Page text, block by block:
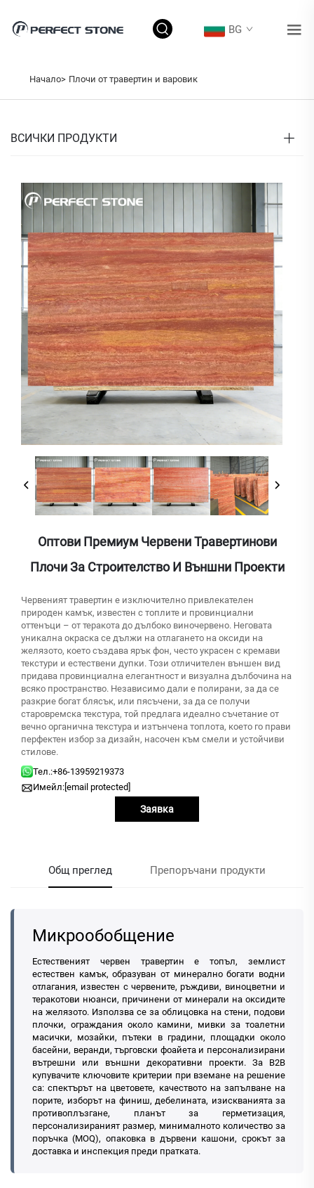
BG
Начало> Плочи от травертин и варовик
ВСИЧКИ ПРОДУКТИ
Оптови Премиум Червени Травертинови
Плочи За Строителство И Външни Проекти
Червеният травертин е изключително привлекателен
природен камък, известен с топлите и провинциални
оттенъци – от теракота до дълбоко виночервено. Неговата
уникална окраска се дължи на отлагането на оксиди на
желязото, което създава ярък фон, често украсен с кремави
текстури и естествени дупки. Този отличителен външен вид
придава провинциална елегантност и визуална дълбочина на
всяко пространство. Независимо дали е полирани, за да се
разкрие богат блясък, или пясъчени, за да се получи
старовремска текстура, той предлага идеално съчетание от
вечно органична текстура и изтънчена топлота, което го прави
перфектен избор за дизайн, насочен към смели и устойчиви
стилове.
Тел.:+86-13959219373
Имейл:[email protected]
Заявка
Общ преглед Препоръчани продукти
Микрообобщение
Естественият червен травертин е топъл, землист
естествен камък, образуван от минерално богати водни
отлагания, известен с червените, ръждиви, виноцветни и
теракотови нюанси, причинени от минерали на оксидите
на желязото. Използва се за облицовка на стени, подови
плочки, ограждания около камини, мивки за тоалетни
масички, мозайки, пътеки в градини, площадки около
басейни, веранди, търговски фоайета и персонализирани
вътрешни или външни декоративни проекти. За B2B
купувачите ключовите критерии при вземане на решение
са: спектърът на цветовете, качеството на запълване на
порите, изборът на финиш, дебелината, изискванията за
противоплъзгане, планът за герметизация,
персонализираният размер, минималното количество за
поръчка (MOQ), опаковка в дървени кашони, срокът за
доставка и инспекция преди пратката.